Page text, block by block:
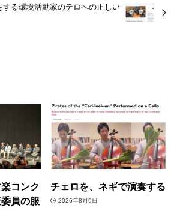
する環境活動家のテロへの正しい
コンク
員の服
チェロを、ネギで演奏する
2026年8月9日